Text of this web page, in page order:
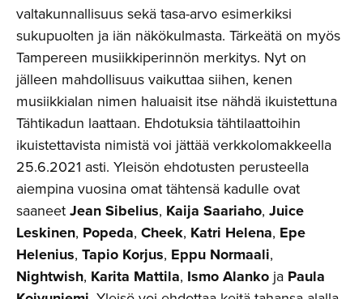
valtakunnallisuus sekä tasa-arvo esimerkiksi
sukupuolten ja iän näkökulmasta. Tärkeätä on myös
Tampereen musiikkiperinnön merkitys. Nyt on
jälleen mahdollisuus vaikuttaa siihen, kenen
musiikkialan nimen haluaisit itse nähdä ikuistettuna
Tähtikadun laattaan. Ehdotuksia tähtilaattoihin
ikuistettavista nimistä voi jättää verkkolomakkeella
25.6.2021 asti. Yleisön ehdotusten perusteella
aiempina vuosina omat tähtensä kadulle ovat
saaneetJean Sibelius, Kaija Saariaho, Juice
Leskinen, Popeda, Cheek, Katri Helena, Epe
Helenius, Tapio Korjus, Eppu Normaali,
Nightwish, Karita Mattila, Ismo Alanko ja Paula